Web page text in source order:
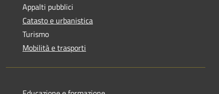
Appalti pubblici
Catasto e urbanistica
Turismo
Mobilità e trasporti